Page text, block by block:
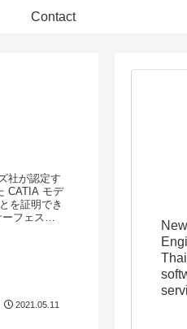
Contact
社が認定す
CATIA モデ
を証明でき
フェスデ
2021.05.11